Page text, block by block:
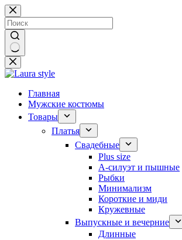
Перейти
к
сути
Ничего
не
Главная
Мужские костюмы
Товары
Платья
Свадебные
Plus size
А-силуэт и пышные
Рыбки
Минимализм
Короткие и миди
Кружевные
Выпускные и вечерние
Длинные